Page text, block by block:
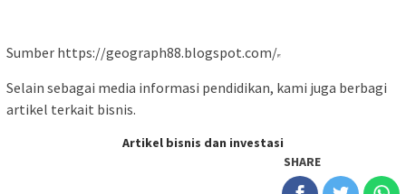
Sumber https://geograph88.blogspot.com/
Selain sebagai media informasi pendidikan, kami juga berbagi
artikel terkait bisnis.
Artikel bisnis dan investasi
SHARE